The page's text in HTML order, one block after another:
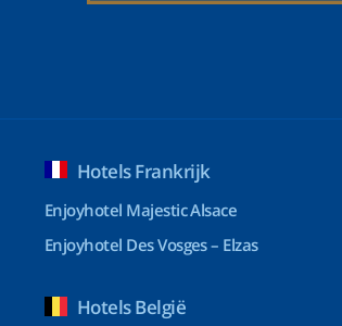
Hotels Frankrijk
Enjoyhotel Majestic Alsace
Enjoyhotel Des Vosges – Elzas
Hotels België